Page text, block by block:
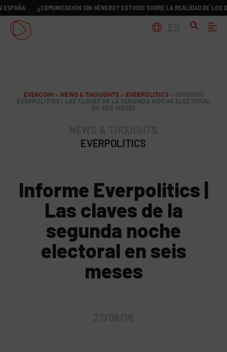
¿COMUNICACIÓN SIN GÉNERO? ESTUDIO SOBRE LA REALIDAD DE LOS DIRCOM
EVERCOM > NEWS & THOUGHTS > EVERPOLITICS > INFORME
EVERPOLITICS | LAS CLAVES DE LA SEGUNDA NOCHE ELECTORAL
EN SEIS MESES
EVERPOLITICS
Informe Everpolitics |
Las claves de la
segunda noche
electoral en seis
meses